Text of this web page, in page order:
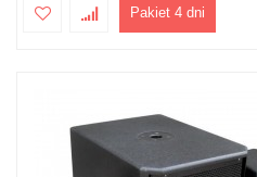
Pakiet 4 dni